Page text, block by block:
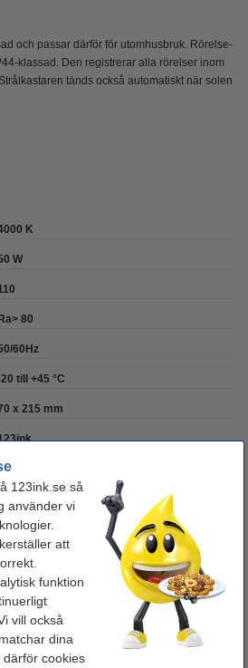
123ink.se så
använder vi
att
funktion
vill också
dina
cookies
och passar därför för utomhusbruk. Rörelse-
klassad. Den registrerar alla rörelser inom
tänds också automatiskt när solen
K
W
Ra> 80
60Hz
till +45 °C
x 215 mm
- 240 V
vit